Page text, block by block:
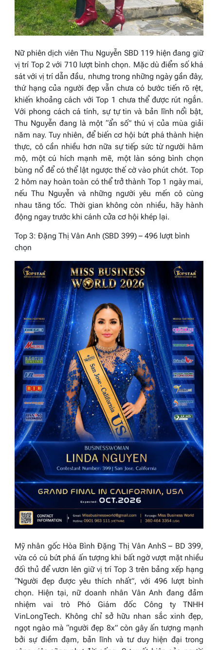
Nữ phiên dịch viên Thu Nguyễn SBD 119 hiện đang giữ
vị trí Top 2 với 710 lượt bình chọn. Mặc dù điểm số khá
sát với vị trí dẫn đầu, nhưng trong những ngày gần đây,
thứ hạng của người đẹp vẫn chưa có bước tiến rõ rệt,
khiến khoảng cách với Top 1 chưa thể được rút ngắn.
Với phong cách cá tính, sự tự tin và bản lĩnh nổi bật,
Thu Nguyễn đang là một “ẩn số” thú vị của mùa giải
năm nay. Tuy nhiên, để biến cơ hội bứt phá thành hiện
thực, cô cần nhiều hơn nữa sự tiếp sức từ người hâm
mộ, một cú hích mạnh mẽ, một làn sóng bình chọn
bùng nổ để có thể lật ngược thế cờ vào phút chót. Top
2 hôm nay hoàn toàn có thể trở thành Top 1 ngày mai,
nếu Thu Nguyễn và những người yêu mến cô cùng
nhau tăng tốc. Thời gian không còn nhiều, hãy hành
động ngay trước khi cánh cửa cơ hội khép lại.
Top 3: Đặng Thị Vân Anh (SBD 399) – 496 lượt bình
chọn
Mỹ nhân gốc Hòa Bình Đặng Thị Vân AnhS – BD 399,
vừa có cú bứt phá ấn tượng khi bất ngờ vượt mặt nhiều
đối thủ để vươn lên giữ vị trí Top 3 trên bảng xếp hạng
“Người đẹp được yêu thích nhất”, với 496 lượt bình
chọn. Hiện tại, nữ doanh nhân Vân Anh đang đảm
nhiệm vai trò Phó Giám đốc Công ty TNHH
VinLongTech. Không chỉ sở hữu nhan sắc xinh đẹp,
ngọt ngào mà “người đẹp 8x” còn gây ấn tượng mạnh
bởi sự điềm đạm, bản lĩnh và tư duy hiện đại trong